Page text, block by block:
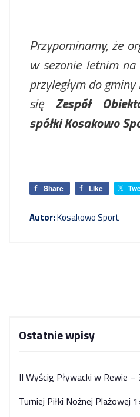
Przypominamy, że
w sezonie letnim
przyległym do
się Zespół
spółki Kosakowo
Share Like
Autor:Kosakowo Sport
Ostatnie wpisy
II Wyścig Pływacki w Rewie –
Turniej Piłki Nożnej Plażowej